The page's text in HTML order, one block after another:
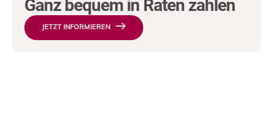
Ganz bequem in Raten zahlen
JETZT INFORMIEREN